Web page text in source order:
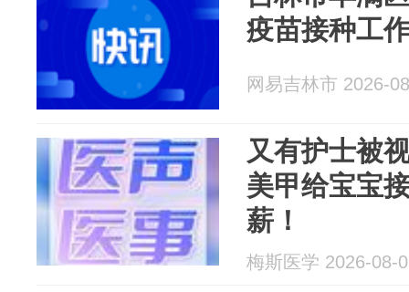
疫苗接种工
网易吉林市 2026-
又有护士被
美甲给宝宝
薪！
梅斯医学 2026-08-